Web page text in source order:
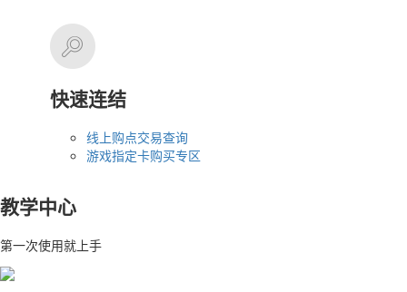
快速连结
线上购点交易查询
游戏指定卡购买专区
教学中心
第一次使用就上手